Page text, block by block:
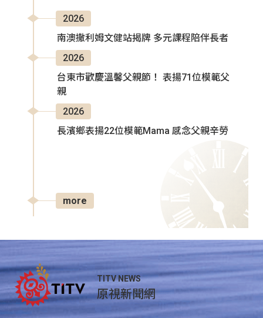
2026
南澳撒利姆文健站揭牌 多元課程陪伴長者
2026
台東市歡慶溫馨父親節！ 表揚71位模範父
親
2026
長濱鄉表揚22位模範Mama 感念父親辛勞
more
TITV NEWS
原視新聞網